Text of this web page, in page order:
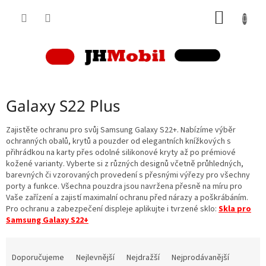
Galaxy S22 Plus
Zajistěte ochranu pro svůj Samsung Galaxy S22+. Nabízíme výběr
ochranných obalů, krytů a pouzder od elegantních knížkových s
přihrádkou na karty přes odolné silikonové kryty až po prémiové
kožené varianty. Vyberte si z různých designů včetně průhledných,
barevných či vzorovaných provedení s přesnými výřezy pro všechny
porty a funkce. Všechna pouzdra jsou navržena přesně na míru pro
Vaše zařízení a zajistí maximalní ochranu před nárazy a poškrábáním.
Pro ochranu a zabezpečení displeje aplikujte i tvrzené sklo: Skla pro
Samsung Galaxy S22+
Doporučujeme Nejlevnější Nejdražší
Nejprodávanější